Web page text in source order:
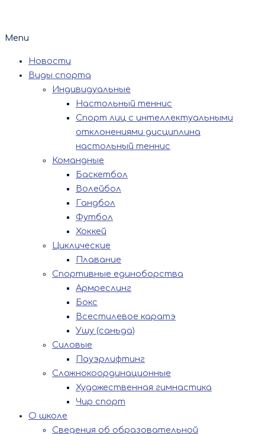
Menu
Новости
Виды спорта
Индивидуальные
Настольный теннис
Спорт лиц с интеллектуальными
отклонениями дисциплина
настольный теннис
Командные
Баскетбол
Волейбол
Гандбол
Футбол
Хоккей
Циклические
Плавание
Спортивные единоборства
Армреслинг
Бокс
Всестилевое каратэ
Ушу (саньда)
Силовые
Пауэрлифтинг
Сложнокоординационные
Художественная гимнастика
Чир спорт
О школе
Сведения об образовательной